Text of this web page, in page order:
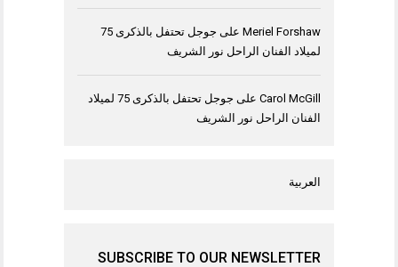
Meriel Forshaw على
جوجل تحتفل بالذكرى 75
لميلاد الفنان الراحل نور الشريف
Carol McGill على
جوجل تحتفل بالذكرى 75 لميلاد
الفنان الراحل نور الشريف
العربية
SUBSCRIBE TO OUR NEWSLETTER